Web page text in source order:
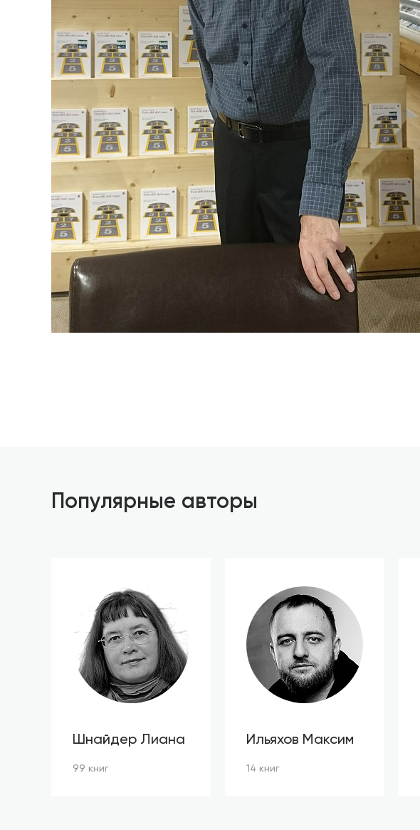
Популярные авторы
Шнайдер Лиана
99 книг
Ильяхов Максим
14 книг